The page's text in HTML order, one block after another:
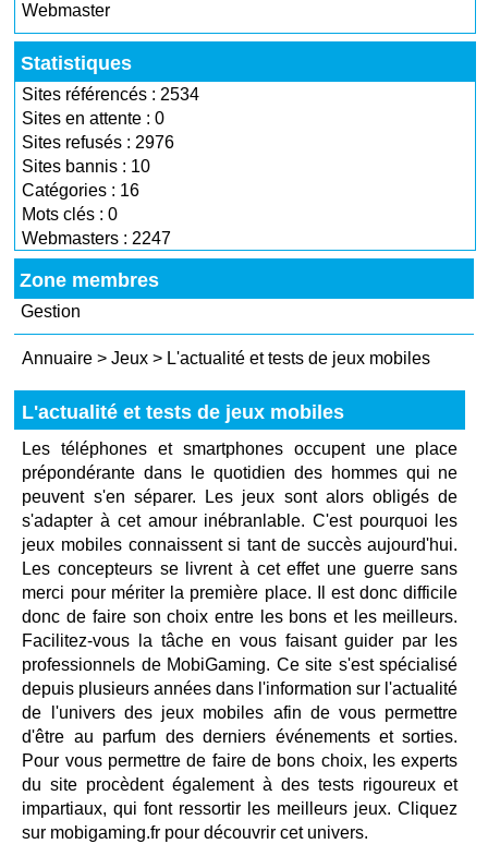
Webmaster
Statistiques
Sites référencés : 2534
Sites en attente : 0
Sites refusés : 2976
Sites bannis : 10
Catégories : 16
Mots clés : 0
Webmasters : 2247
Zone membres
Gestion
Annuaire >Jeux > L'actualité et tests de jeux mobiles
L'actualité et tests de jeux mobiles
Les téléphones et smartphones occupent une place
prépondérante dans le quotidien des hommes qui ne
peuvent s'en séparer. Les jeux sont alors obligés de
s'adapter à cet amour inébranlable. C'est pourquoi les
jeux mobiles connaissent si tant de succès aujourd'hui.
Les concepteurs se livrent à cet effet une guerre sans
merci pour mériter la première place. Il est donc difficile
donc de faire son choix entre les bons et les meilleurs.
Facilitez-vous la tâche en vous faisant guider par les
professionnels de MobiGaming. Ce site s'est spécialisé
depuis plusieurs années dans l'information sur l'actualité
de l'univers des jeux mobiles afin de vous permettre
d'être au parfum des derniers événements et sorties.
Pour vous permettre de faire de bons choix, les experts
du site procèdent également à des tests rigoureux et
impartiaux, qui font ressortir les meilleurs jeux. Cliquez
sur mobigaming.fr pour découvrir cet univers.